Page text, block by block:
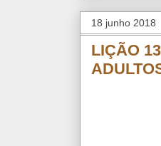
18 junho 2018
LIÇÃO